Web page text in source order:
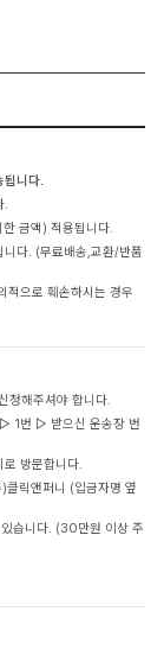
니다.
금액) 적용됩니다.
다. (무료배송,교환/반품
적으로 훼손하시는 경우
청해주셔야 합니다.
1번 ▷ 받으신 운송장 번
방문합니다.
릭앤퍼니 (입금자명 옆
습니다. (30만원 이상 주